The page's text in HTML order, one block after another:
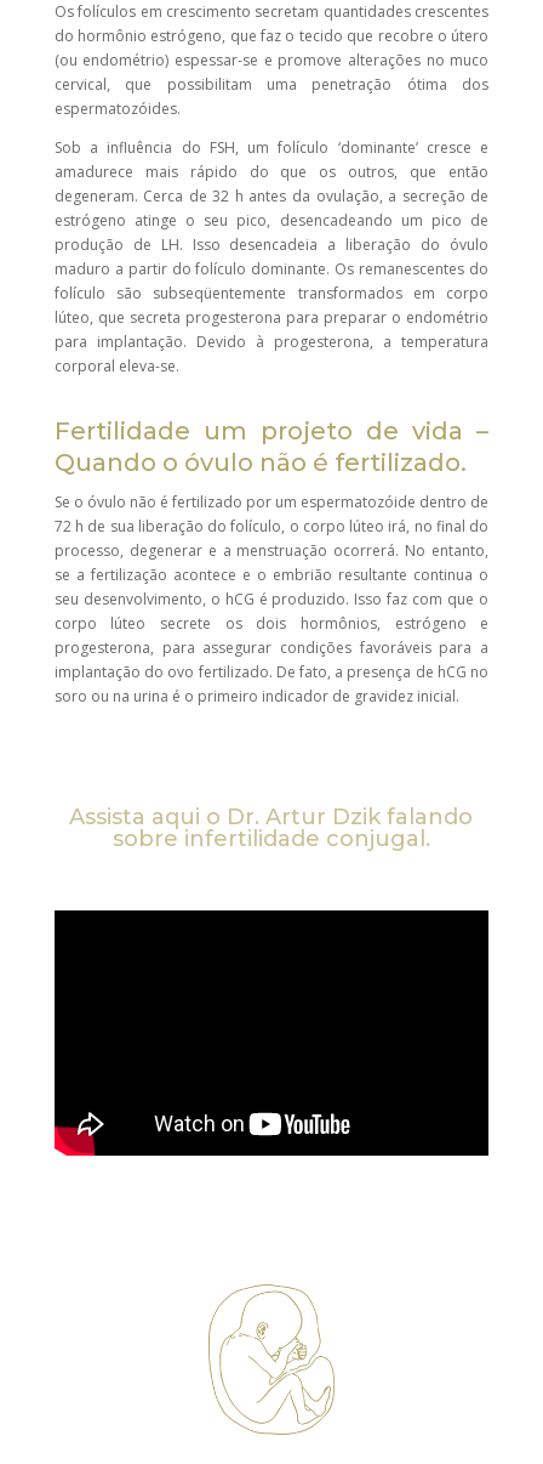
Os folículos em crescimento secretam quantidades crescentes
do hormônio estrógeno, que faz o tecido que recobre o útero
(ou endométrio) espessar-se e promove alterações no muco
cervical, que possibilitam uma penetração ótima dos
espermatozóides.
Sob a influência do FSH, um folículo ‘dominante’ cresce e
amadurece mais rápido do que os outros, que então
degeneram. Cerca de 32 h antes da ovulação, a secreção de
estrógeno atinge o seu pico, desencadeando um pico de
produção de LH. Isso desencadeia a liberação do óvulo
maduro a partir do folículo dominante. Os remanescentes do
folículo são subseqüentemente transformados em corpo
lúteo, que secreta progesterona para preparar o endométrio
para implantação. Devido à progesterona, a temperatura
corporal eleva-se.
Fertilidade um projeto de vida –
Quando o óvulo não é fertilizado.
Se o óvulo não é fertilizado por um espermatozóide dentro de
72 h de sua liberação do folículo, o corpo lúteo irá, no final do
processo, degenerar e a menstruação ocorrerá. No entanto,
se a fertilização acontece e o embrião resultante continua o
seu desenvolvimento, o hCG é produzido. Isso faz com que o
corpo lúteo secrete os dois hormônios, estrógeno e
progesterona, para assegurar condições favoráveis para a
implantação do ovo fertilizado. De fato, a presença de hCG no
soro ou na urina é o primeiro indicador de gravidez inicial.
Assista aqui o Dr. Artur Dzik falando
sobre infertilidade conjugal.